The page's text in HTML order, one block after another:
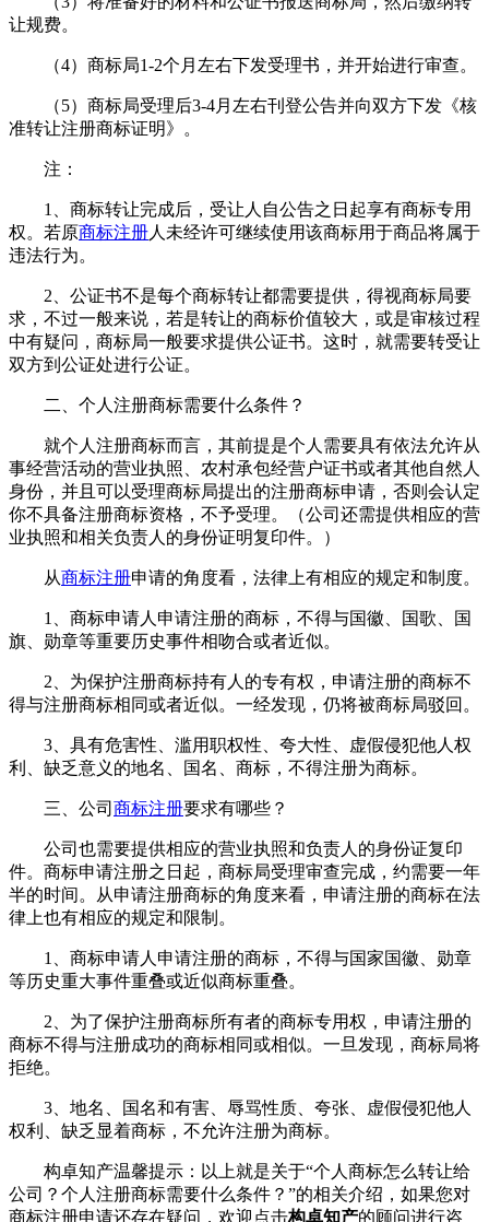
让规费。
（4）商标局1-2个月左右下发受理书，并开始进行审查。
（5）商标局受理后3-4月左右刊登公告并向双方下发《核
准转让注册商标证明》。
注：
1、商标转让完成后，受让人自公告之日起享有商标专用
权。若原商标注册人未经许可继续使用该商标用于商品将属于
违法行为。
2、公证书不是每个商标转让都需要提供，得视商标局要
求，不过一般来说，若是转让的商标价值较大，或是审核过程
中有疑问，商标局一般要求提供公证书。这时，就需要转受让
双方到公证处进行公证。
二、个人注册商标需要什么条件？
就个人注册商标而言，其前提是个人需要具有依法允许从
事经营活动的营业执照、农村承包经营户证书或者其他自然人
身份，并且可以受理商标局提出的注册商标申请，否则会认定
你不具备注册商标资格，不予受理。（公司还需提供相应的营
业执照和相关负责人的身份证明复印件。）
从商标注册申请的角度看，法律上有相应的规定和制度。
1、商标申请人申请注册的商标，不得与国徽、国歌、国
旗、勋章等重要历史事件相吻合或者近似。
2、为保护注册商标持有人的专有权，申请注册的商标不
得与注册商标相同或者近似。一经发现，仍将被商标局驳回。
3、具有危害性、滥用职权性、夸大性、虚假侵犯他人权
利、缺乏意义的地名、国名、商标，不得注册为商标。
三、公司 商标注册要求有哪些？
公司也需要提供相应的营业执照和负责人的身份证复印
件。商标申请注册之日起，商标局受理审查完成，约需要一年
半的时间。从申请注册商标的角度来看，申请注册的商标在法
律上也有相应的规定和限制。
1、商标申请人申请注册的商标，不得与国家国徽、勋章
等历史重大事件重叠或近似商标重叠。
2、为了保护注册商标所有者的商标专用权，申请注册的
商标不得与注册成功的商标相同或相似。一旦发现，商标局将
拒绝。
3、地名、国名和有害、辱骂性质、夸张、虚假侵犯他人
权利、缺乏显着商标，不允许注册为商标。
构卓知产温馨提示：以上就是关于“个人商标怎么转让给
公司？个人注册商标需要什么条件？”的相关介绍，如果您对
商标注册申请还存在疑问，欢迎点击构卓知产的顾问进行咨